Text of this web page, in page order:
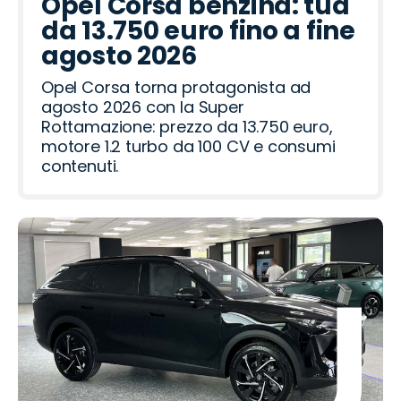
o
ë
n
t
h
i
a
a
a
R
o
v
e
r
a
e
o
t
d
a
i
o
o
R
o
m
e
o
da 13.750 euro fino a fine
agosto 2026
Opel Corsa torna protagonista ad
agosto 2026 con la Super
Rottamazione: prezzo da 13.750 euro,
motore 1.2 turbo da 100 CV e consumi
contenuti.